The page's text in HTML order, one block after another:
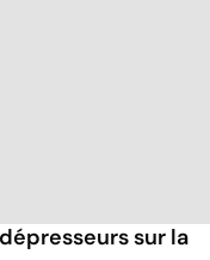
sur la